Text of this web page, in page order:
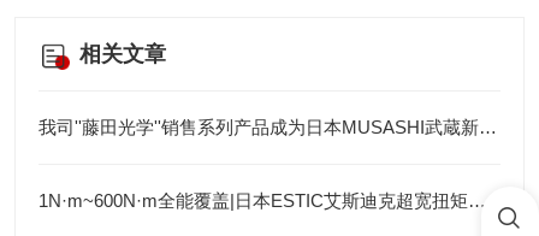
相关文章
我司''藤田光学''销售系列产品成为日本MUSASHI武蔵新的代理店
1N·m~600N·m全能覆盖|日本ESTIC艾斯迪克超宽扭矩弯头枪